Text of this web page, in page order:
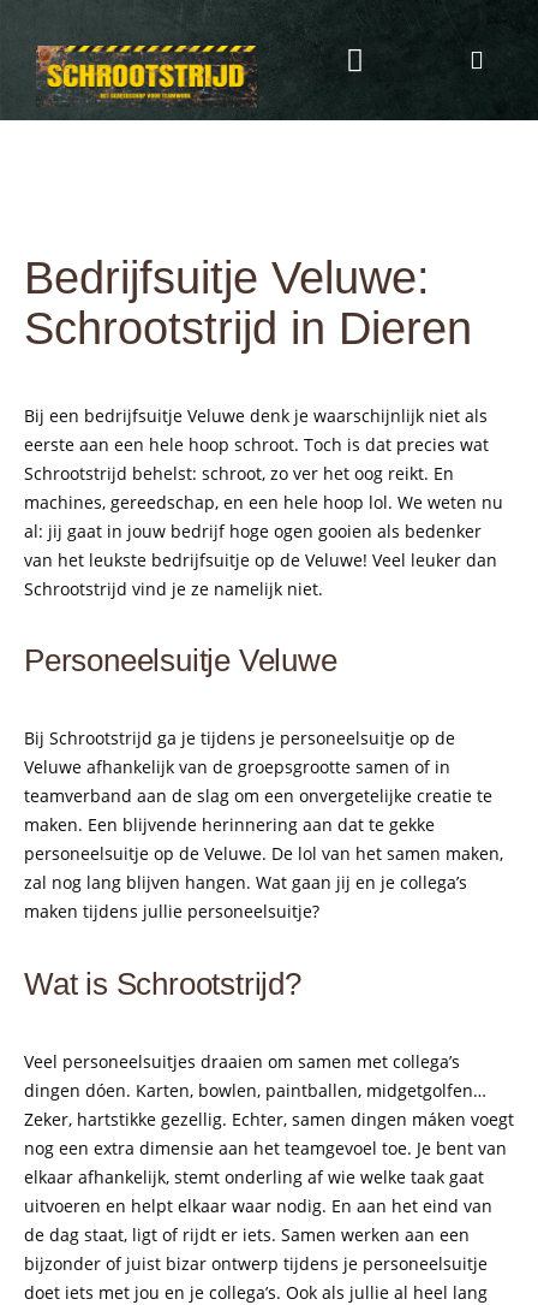
Bedrijfsuitje Veluwe:
Schrootstrijd in Dieren
Bij een bedrijfsuitje Veluwe denk je waarschijnlijk niet als
eerste aan een hele hoop schroot. Toch is dat precies wat
Schrootstrijd behelst: schroot, zo ver het oog reikt. En
machines, gereedschap, en een hele hoop lol. We weten nu
al: jij gaat in jouw bedrijf hoge ogen gooien als bedenker
van het leukste bedrijfsuitje op de Veluwe! Veel leuker dan
Schrootstrijd vind je ze namelijk niet.
Personeelsuitje Veluwe
Bij Schrootstrijd ga je tijdens je personeelsuitje op de
Veluwe afhankelijk van de groepsgrootte samen of in
teamverband aan de slag om een onvergetelijke creatie te
maken. Een blijvende herinnering aan dat te gekke
personeelsuitje op de Veluwe. De lol van het samen maken,
zal nog lang blijven hangen. Wat gaan jij en je collega’s
maken tijdens jullie personeelsuitje?
Wat is Schrootstrijd?
Veel personeelsuitjes draaien om samen met collega’s
dingen dóen. Karten, bowlen, paintballen, midgetgolfen…
Zeker, hartstikke gezellig. Echter, samen dingen máken voegt
nog een extra dimensie aan het teamgevoel toe. Je bent van
elkaar afhankelijk, stemt onderling af wie welke taak gaat
uitvoeren en helpt elkaar waar nodig. En aan het eind van
de dag staat, ligt of rijdt er iets. Samen werken aan een
bijzonder of juist bizar ontwerp tijdens je personeelsuitje
doet iets met jou en je collega’s. Ook als jullie al heel lang